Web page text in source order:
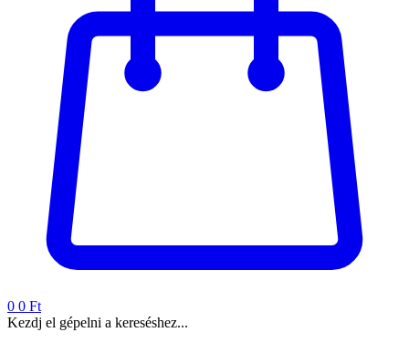
0 0 Ft
Kezdj el gépelni a kereséshez...